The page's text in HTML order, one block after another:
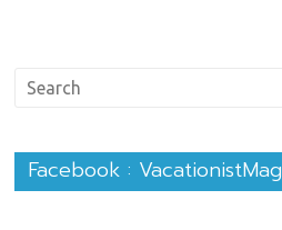
Facebook : VacationistMag